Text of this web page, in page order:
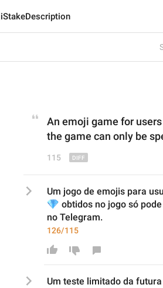
An emoji game for
the game can only be
115
Um jogo de emojis para
obtidos no jogo só
no Telegram.
126/115
Um teste limitado da